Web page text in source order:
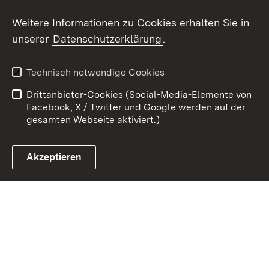
Link zum Landesportal
Kontakt
Datenschutz
Barrierefreiheit
Impressum Cookies
Weitere Informationen zu Cookies erhalten Sie in
unserer Datenschutzerklärung.
Technisch notwendige Cookies
Drittanbieter-Cookies (Social-Media-Elemente von
Facebook, X / Twitter und Google werden auf der
gesamten Webseite aktiviert.)
Akzeptieren